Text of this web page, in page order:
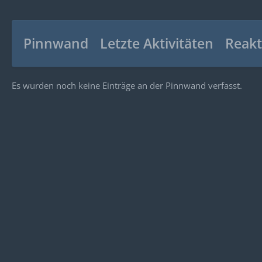
Pinnwand Letzte Aktivitäten
Es wurden noch keine Einträge an der Pinnwand verfasst.